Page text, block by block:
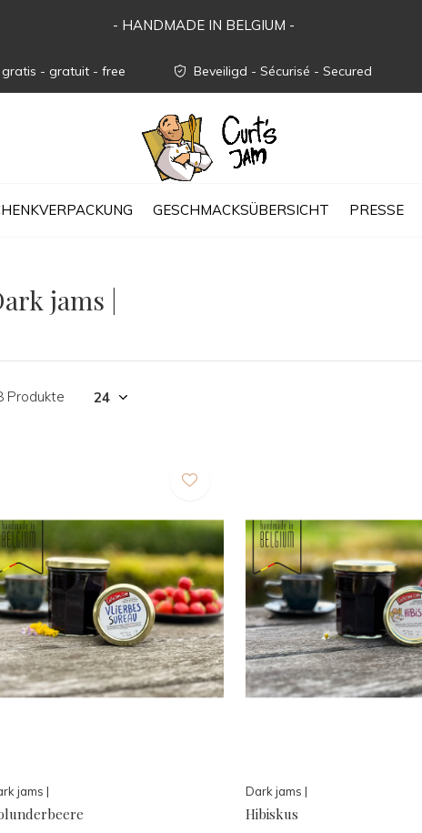
GESCHMACKSÜBERSICHT PRESSE
- gratuit - free Beveiligd - Sécurisé - Secured
- HANDMADE IN BELGIUM -
jams |
Produkte
jams | Dark jams |
Hibiskus